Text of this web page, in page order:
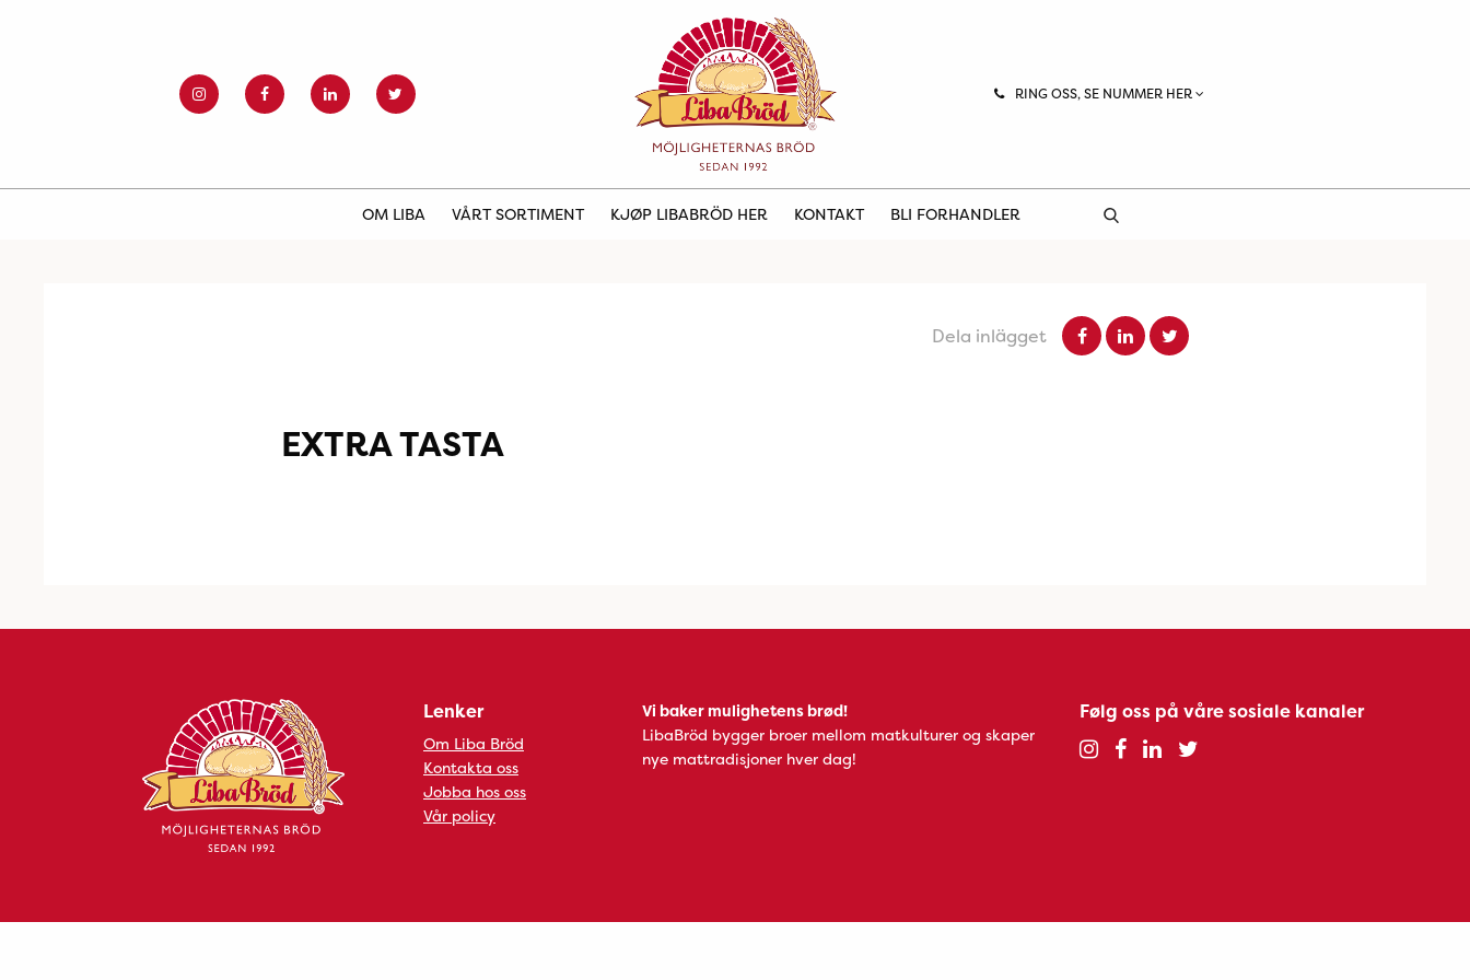
RING OSS, SE NUMMER HER
OM LIBA VÅRT SORTIMENT KJØP LIBABRÖD HER KONTAKT BLI FORHANDLER
Dela inlägget
EXTRA TASTA
Lenker
Om Liba Bröd
Kontakta oss
Jobba hos oss
Vår policy
Vi baker mulighetens brød!
LibaBröd bygger broer mellom matkulturer og skaper
nye mattradisjoner hver dag!
Følg oss på våre sosiale kanaler